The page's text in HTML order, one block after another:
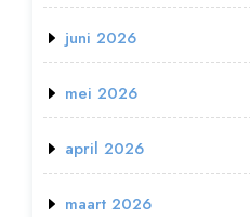
juni 2026
mei 2026
april 2026
maart 2026